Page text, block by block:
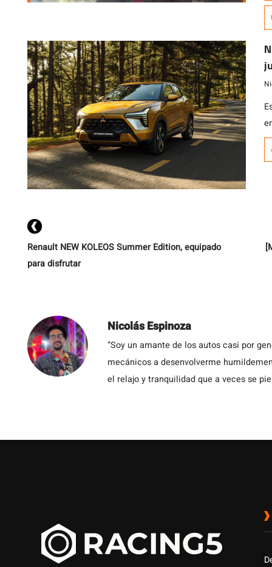
Renault NEW KOLEOS Summer Edition, equipado
para disfrutar
Nicolás Espinoza
“Soy un amante de los autos casi por
mecánicos a desenvolverme
el relajo y tranquilidad que a veces se